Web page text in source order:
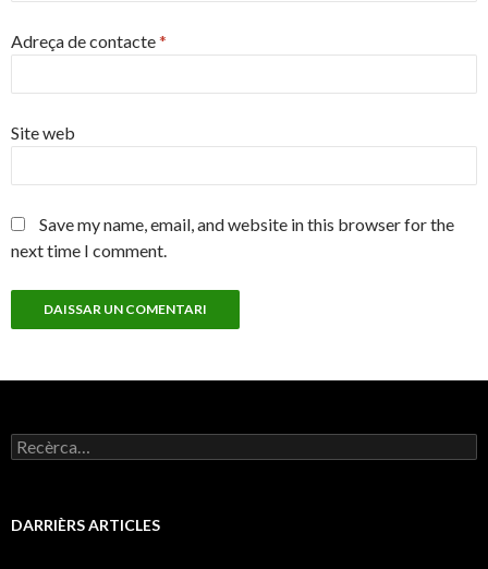
Adreça de contacte*
Site web
Save my name, email, and website in this browser for the
next time I comment.
Recercar :
DARRIÈRS ARTICLES